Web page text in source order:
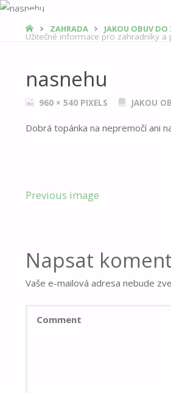
PĚSTOVÁNÍ.INFO
Užitečné informace pro zahradníky a
DOMŮZAHRADA JAKOU OBUV
nasnehu
FULL960 × 540 PIXELS JAKOU
Dobrá topánka na nepremočí ani
Previous image
Napsat
Vaše e-mailová adresa nebude